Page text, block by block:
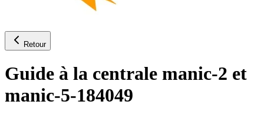
Retour
Guide à la centrale manic-2 et
manic-5-184049